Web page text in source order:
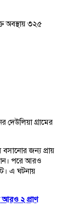
অবস্থায় ৩২৫
গ্রামের
জন্য প্রায়
পরে আরও
এ ঘটনায়
আরও ২ প্রাণ